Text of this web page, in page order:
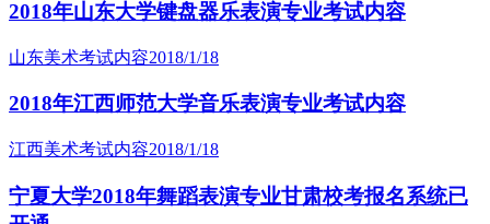
2018年山东大学键盘器乐表演专业考试内容
山东美术考试内容2018/1/18
2018年江西师范大学音乐表演专业考试内容
江西美术考试内容2018/1/18
宁夏大学2018年舞蹈表演专业甘肃校考报名系统已